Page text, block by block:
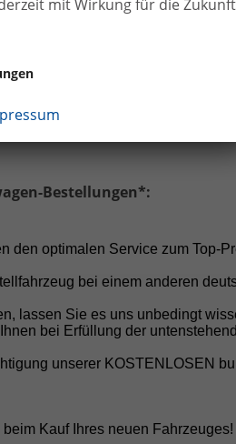
in Selfkant-Tüddern, dem
und weniger als eine Stunde
einem jährlichen
stehen wir für Qualität,
verfügbare Lagerfahrzeuge,
mit Wirkung für die Zukunft
vor Vertragsabschluss raten
Fairness und einen
Bestellungen*:
den optimalen Service zum Top-
bei einem anderen
lassen Sie es uns unbedingt
bei Erfüllung der
unserer KOSTENLOSEN
Kauf Ihres neuen Fahrzeuges!